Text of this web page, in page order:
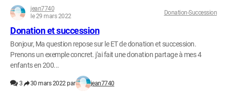
jean7740
le 29 mars 2022
Donation-Succession
Donation et succession
Bonjour, Ma question repose sur le ET de donation et succession.
Prenons un exemple concret. j'ai fait une donation partage à mes 4
enfants en 200...
3 30 mars 2022 par jean7740